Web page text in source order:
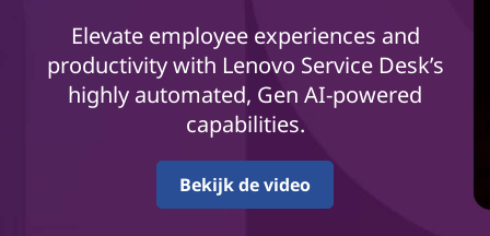
Elevate employee experiences and
productivity with Lenovo Service Desk’s
highly automated, Gen AI-powered
capabilities.
Bekijk de video